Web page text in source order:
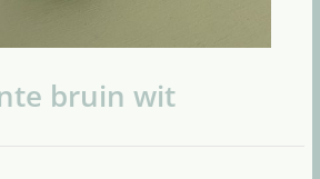
bruin wit